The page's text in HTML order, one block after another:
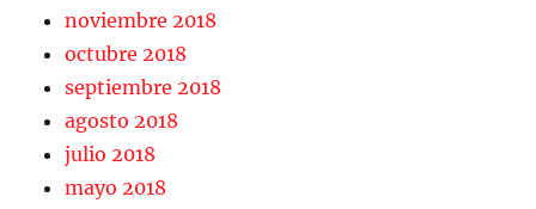
noviembre 2018
octubre 2018
septiembre 2018
agosto 2018
julio 2018
mayo 2018